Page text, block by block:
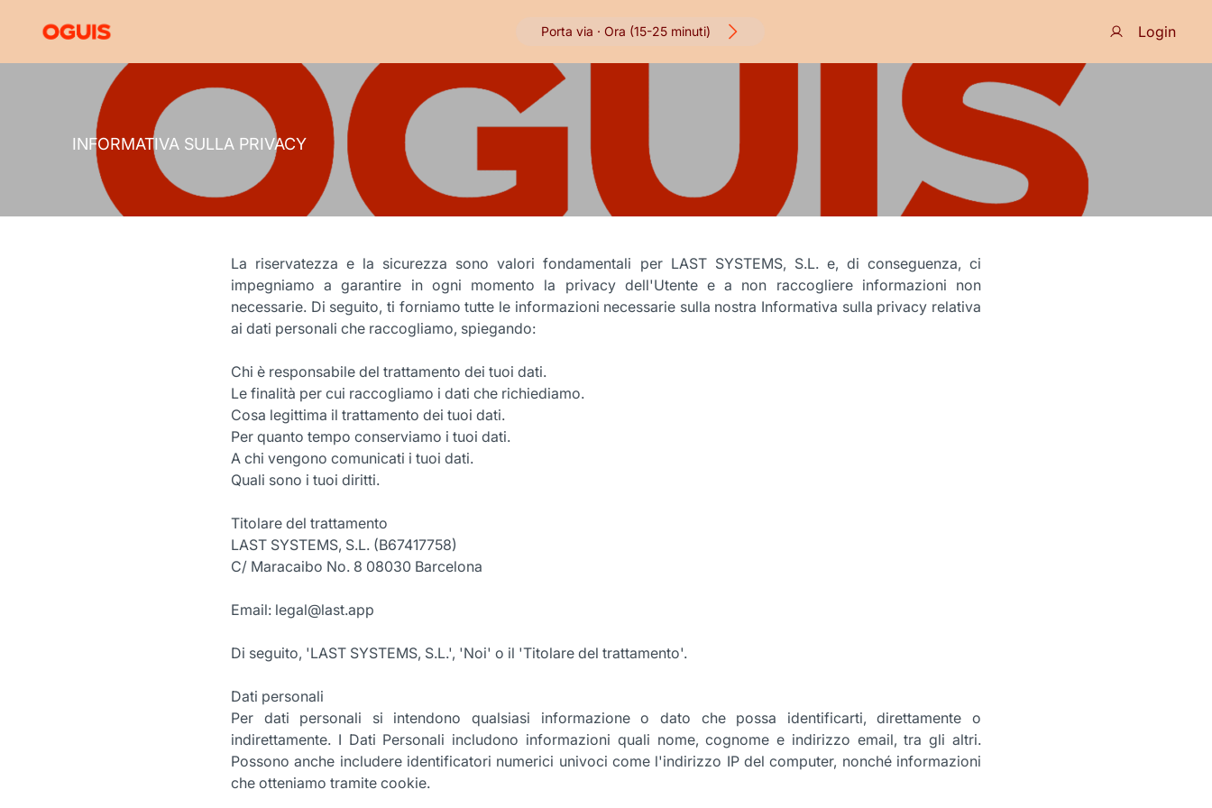
Porta via · Ora (15-25 minuti) Login
INFORMATIVA SULLA PRIVACY
La riservatezza e la sicurezza sono valori fondamentali per LAST SYSTEMS, S.L. e, di conseguenza, ci
impegniamo a garantire in ogni momento la privacy dell'Utente e a non raccogliere informazioni non
necessarie. Di seguito, ti forniamo tutte le informazioni necessarie sulla nostra Informativa sulla privacy relativa
ai dati personali che raccogliamo, spiegando:
Chi è responsabile del trattamento dei tuoi dati.
Le finalità per cui raccogliamo i dati che richiediamo.
Cosa legittima il trattamento dei tuoi dati.
Per quanto tempo conserviamo i tuoi dati.
A chi vengono comunicati i tuoi dati.
Quali sono i tuoi diritti.
Titolare del trattamento
LAST SYSTEMS, S.L. (B67417758)
C/ Maracaibo No. 8 08030 Barcelona
Email: legal@last.app
Di seguito, 'LAST SYSTEMS, S.L.', 'Noi' o il 'Titolare del trattamento'.
Dati personali
Per dati personali si intendono qualsiasi informazione o dato che possa identificarti, direttamente o
indirettamente. I Dati Personali includono informazioni quali nome, cognome e indirizzo email, tra gli altri.
Possono anche includere identificatori numerici univoci come l'indirizzo IP del computer, nonché informazioni
che otteniamo tramite cookie.